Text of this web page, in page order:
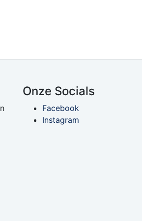
Onze Socials
Facebook
Instagram